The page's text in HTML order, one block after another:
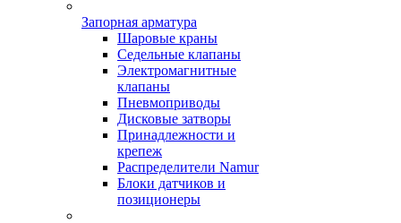
Запорная арматура
Шаровые краны
Седельные клапаны
Электромагнитные
клапаны
Пневмоприводы
Дисковые затворы
Принадлежности и
крепеж
Распределители Namur
Блоки датчиков и
позиционеры